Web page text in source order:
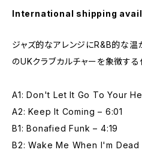
International shipping
ジャズ的なアレンジにR&B的な
のUKクラブカルチャーを象徴する
A1: Don't Let It Go To Your
A2: Keep It Coming – 6:01
B1: Bonafied Funk – 4:19
B2: Wake Me When I'm Dead